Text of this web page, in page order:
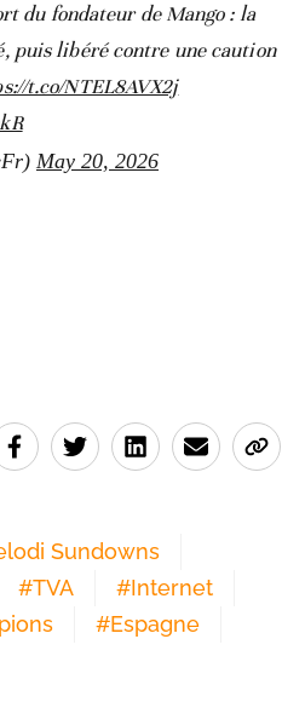
du fondateur de Mango : la
puis libéré contre une caution
t.co/NTEL8AVX2j
May 20, 2026
Sundowns
#TVA #Internet
#Espagne